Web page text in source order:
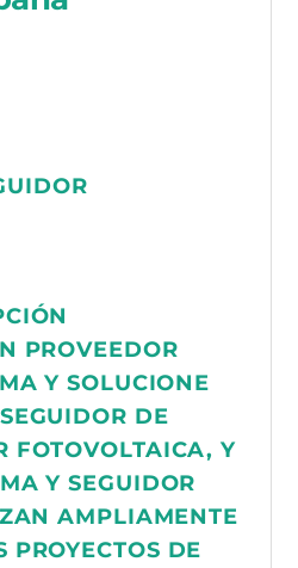
PROVEEDOR
Y SOLUCIONE
DE
FOTOVOLTAICA, Y
Y SEGUIDOR
AMPLIAMENTE
PROYECTOS DE